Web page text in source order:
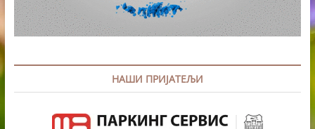
НАШИ ПРИЈАТЕЉИ